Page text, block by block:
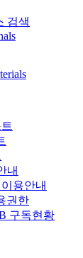
검색
내
용안내
권한
구독현황